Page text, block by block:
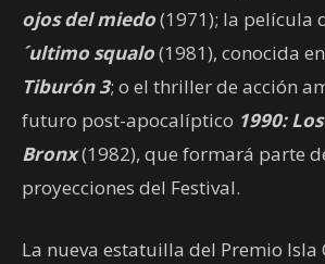
ojos del miedo(1971); la película
´ultimo squalo(1981), conocida
Tiburón 3; o el thriller de acción
futuro post-apocalíptico 1990:
Bronx(1982), que formará parte
proyecciones del Festival.
La nueva estatuilla del Premio Isla